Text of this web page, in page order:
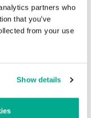
partners who
that you’ve
from your use
Show details